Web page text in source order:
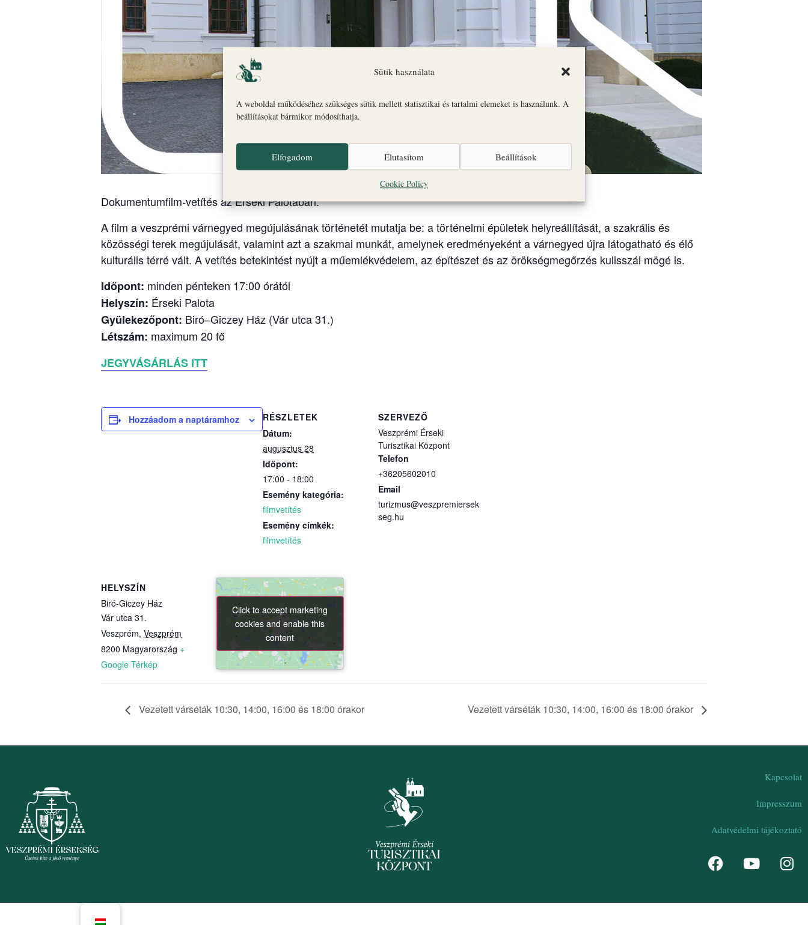
Sütik használata
A weboldal működéséhez szükséges sütik mellett statisztikai és tartalmi elemeket is használunk. A
beállításokat bármikor módosíthatja.
Elfogadom Elutasítom Beállítások
Cookie Policy
Dokumentumfilm-vetítés az Érseki Palotában.
A film a veszprémi várnegyed megújulásának történetét mutatja be: a történelmi épületek helyreállítását, a szakrális és
közösségi terek megújulását, valamint azt a szakmai munkát, amelynek eredményeként a várnegyed újra látogatható és élő
kulturális térré vált. A vetítés betekintést nyújt a műemlékvédelem, az építészet és az örökségmegőrzés kulisszái mögé is.
Időpont: minden pénteken 17:00 órától
Helyszín: Érseki Palota
Gyülekezőpont: Biró–Giczey Ház (Vár utca 31.)
Létszám: maximum 20 fő
JEGYVÁSÁRLÁS ITT
Hozzáadom a naptáramhoz
RÉSZLETEK
Dátum:
augusztus 28
Időpont:
17:00 - 18:00
Esemény kategória:
filmvetítés
Esemény címkék:
filmvetítés
SZERVEZŐ
Veszprémi Érseki
Turisztikai Központ
Telefon
+36205602010
Email
turizmus@veszpremiersek
seg.hu
HELYSZÍN
Biró-Giczey Ház
Vár utca 31.
Veszprém, Veszprém
8200 Magyarország +
Google Térkép
Click to accept marketing
cookies and enable this
content
Click to accept marketing
cookies and enable this
content
Vezetett várséták 10:30, 14:00, 16:00 és 18:00 órakor Vezetett várséták 10:30, 14:00, 16:00 és 18:00 órakor
Kapcsolat
Impresszum
Adatvédelmi tájékoztató